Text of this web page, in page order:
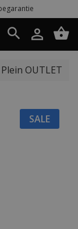
OUTLET
SALE